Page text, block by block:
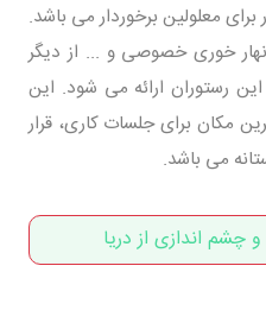
معلولین برخوردار می باشد.
نهار خوری خصوصی و ... از دیگر
رستوران ارائه می شود. این
مکان برای جلسات کاری، قرار
می باشد.
چشم اندازی از دریا